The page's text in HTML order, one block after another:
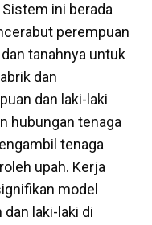
ini berada
perempuan
tanahnya untuk
dan
dan laki-laki
hubungan tenaga
tenaga
upah. Kerja
model
laki-laki di